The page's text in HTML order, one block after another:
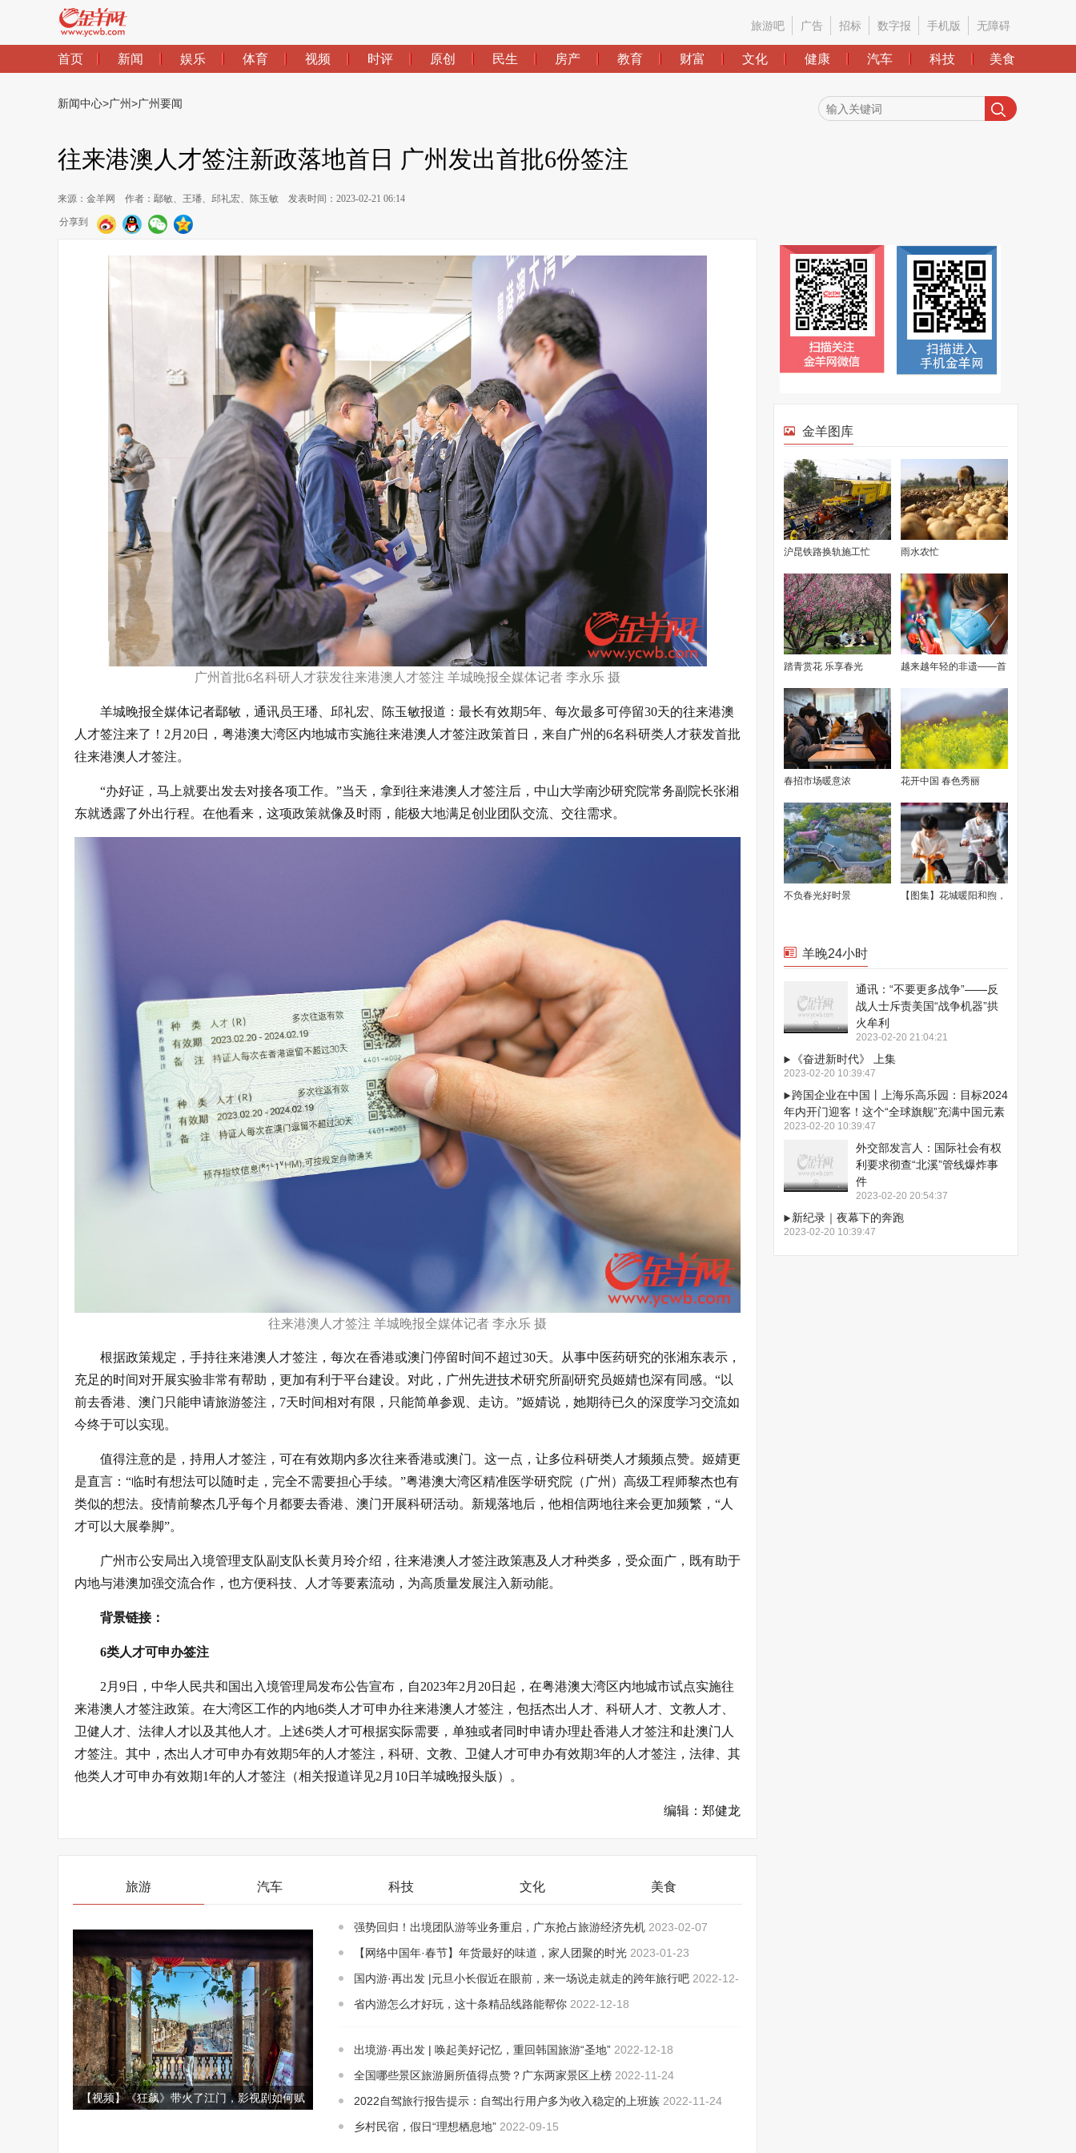
旅游吧 广告 招标 数字报 手机版 无障碍
首页 新闻 娱乐 体育 视频 时评 原创 民生 房产 教育 财富 文化 健康 汽车 科技 美食
新闻中心>广州>广州要闻
往来港澳人才签注新政落地首日 广州发出首批6份签注
来源：金羊网 作者：鄢敏、王璠、邱礼宏、陈玉敏 发表时间：2023-02-21 06:14
分享到
广州首批6名科研人才获发往来港澳人才签注 羊城晚报全媒体记者 李永乐 摄
羊城晚报全媒体记者鄢敏，通讯员王璠、邱礼宏、陈玉敏报道：最长有效期5年、每次最多可停留30天的往来港澳
人才签注来了！2月20日，粤港澳大湾区内地城市实施往来港澳人才签注政策首日，来自广州的6名科研类人才获发首批
往来港澳人才签注。
“办好证，马上就要出发去对接各项工作。”当天，拿到往来港澳人才签注后，中山大学南沙研究院常务副院长张湘
东就透露了外出行程。在他看来，这项政策就像及时雨，能极大地满足创业团队交流、交往需求。
往来港澳人才签注 羊城晚报全媒体记者 李永乐 摄
根据政策规定，手持往来港澳人才签注，每次在香港或澳门停留时间不超过30天。从事中医药研究的张湘东表示，
充足的时间对开展实验非常有帮助，更加有利于平台建设。对此，广州先进技术研究所副研究员姬婧也深有同感。“以
前去香港、澳门只能申请旅游签注，7天时间相对有限，只能简单参观、走访。”姬婧说，她期待已久的深度学习交流如
今终于可以实现。
值得注意的是，持用人才签注，可在有效期内多次往来香港或澳门。这一点，让多位科研类人才频频点赞。姬婧更
是直言：“临时有想法可以随时走，完全不需要担心手续。”粤港澳大湾区精准医学研究院（广州）高级工程师黎杰也有
类似的想法。疫情前黎杰几乎每个月都要去香港、澳门开展科研活动。新规落地后，他相信两地往来会更加频繁，“人
才可以大展拳脚”。
广州市公安局出入境管理支队副支队长黄月玲介绍，往来港澳人才签注政策惠及人才种类多，受众面广，既有助于
内地与港澳加强交流合作，也方便科技、人才等要素流动，为高质量发展注入新动能。
背景链接：
6类人才可申办签注
2月9日，中华人民共和国出入境管理局发布公告宣布，自2023年2月20日起，在粤港澳大湾区内地城市试点实施往
来港澳人才签注政策。在大湾区工作的内地6类人才可申办往来港澳人才签注，包括杰出人才、科研人才、文教人才、
卫健人才、法律人才以及其他人才。上述6类人才可根据实际需要，单独或者同时申请办理赴香港人才签注和赴澳门人
才签注。其中，杰出人才可申办有效期5年的人才签注，科研、文教、卫健人才可申办有效期3年的人才签注，法律、其
他类人才可申办有效期1年的人才签注（相关报道详见2月10日羊城晚报头版）。
编辑：郑健龙
旅游 汽车 科技 文化 美食
【视频】《狂飙》带火了江门，影视剧如何赋
强势回归！出境团队游等业务重启，广东抢占旅游经济先机 2023-02-07
【网络中国年·春节】年货最好的味道，家人团聚的时光 2023-01-23
国内游·再出发 |元旦小长假近在眼前，来一场说走就走的跨年旅行吧 2022-12-
30
省内游怎么才好玩，这十条精品线路能帮你 2022-12-18
出境游·再出发 | 唤起美好记忆，重回韩国旅游“圣地” 2022-12-18
全国哪些景区旅游厕所值得点赞？广东两家景区上榜 2022-11-24
2022自驾旅行报告提示：自驾出行用户多为收入稳定的上班族 2022-11-24
乡村民宿，假日“理想栖息地” 2022-09-15
金羊图库
沪昆铁路换轨施工忙 雨水农忙
踏青赏花 乐享春光 越来越年轻的非遗——首
届中国非遗保护年会观察
春招市场暖意浓 花开中国 春色秀丽
不负春光好时景 【图集】花城暖阳和煦，
羊晚24小时
通讯：“不要更多战争”——反
战人士斥责美国“战争机器”拱
火牟利
2023-02-20 21:04:21
《奋进新时代》 上集
2023-02-20 10:39:47
跨国企业在中国丨上海乐高乐园：目标2024
年内开门迎客！这个“全球旗舰”充满中国元素
2023-02-20 10:39:47
外交部发言人：国际社会有权
利要求彻查“北溪”管线爆炸事
件
2023-02-20 20:54:37
新纪录｜夜幕下的奔跑
2023-02-20 10:39:47